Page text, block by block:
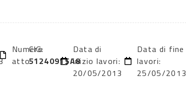
Numero
atto:
CIG:
51240915A8
Data di
inizio lavori:
20/05/2013
Data di fine
lavori:
25/05/2013